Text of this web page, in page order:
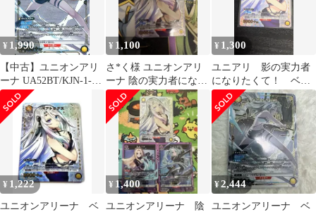
¥ 1,990
【中古】ユニオンアリ
ーナ UA52BT/KJN-1-
028[R★]：(キラ)ベアト
リクス
¥ 1,100
さ*く様 ユニオンアリ
ーナ 陰の実力者になり
たくて！ ベアトリクス
U★ パラレ
¥ 1,300
ユニアリ 影の実力者
になりたくて！ ベア
トリクス パラレル U★
¥ 1,222
ユニオンアリーナ ベ
¥ 1,400
ユニオンアリーナ 陰
¥2,444
ユニオンアリーナ ベ